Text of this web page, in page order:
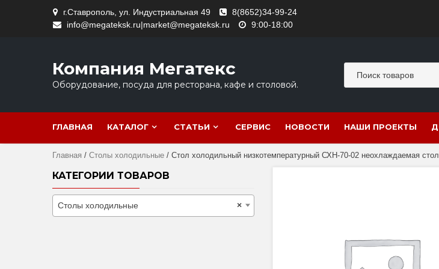
г.Ставрополь, ул. Индустриальная 49
8(8652)34-99-24
info@megateksk.ru|market@megateksk.ru
9:00-18:00
Компания Мегатекс
Оборудование, посуда для ресторана, кафе и столовой.
ГЛАВНАЯ КАТАЛОГ СТАТЬИ СЕРВИС НОВОСТИ НАШИ ПРОЕКТЫ
Главная / Столы холодильные / Стол холодильный низкотемпературный СХН-70-02 неохлаждаемая
КАТЕГОРИИ ТОВАРОВ
×
Столы холодильные